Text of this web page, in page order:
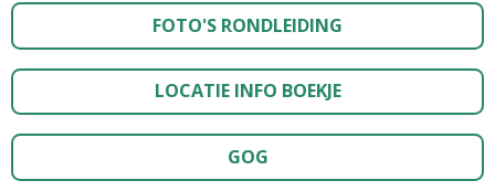
FOTO'S RONDLEIDING
LOCATIE INFO BOEKJE
GOG